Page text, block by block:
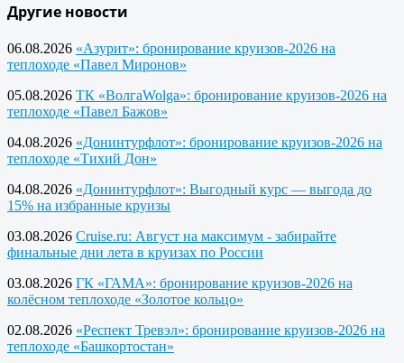
Другие новости
06.08.2026 «Азурит»: бронирование круизов-2026 на
теплоходе «Павел Миронов»
05.08.2026 ТК «ВолгаWolga»: бронирование круизов-2026 на
теплоходе «Павел Бажов»
04.08.2026 «Донинтурфлот»: бронирование круизов-2026 на
теплоходе «Тихий Дон»
04.08.2026 «Донинтурфлот»: Выгодный курс — выгода до
15% на избранные круизы
03.08.2026 Cruise.ru: Август на максимум - забирайте
финальные дни лета в круизах по России
03.08.2026 ГК «ГАМА»: бронирование круизов-2026 на
колёсном теплоходе «Золотое кольцо»
02.08.2026 «Респект Тревэл»: бронирование круизов-2026 на
теплоходе «Башкортостан»